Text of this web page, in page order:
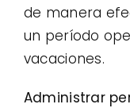
de manera
un período
vacaciones.
Administrar